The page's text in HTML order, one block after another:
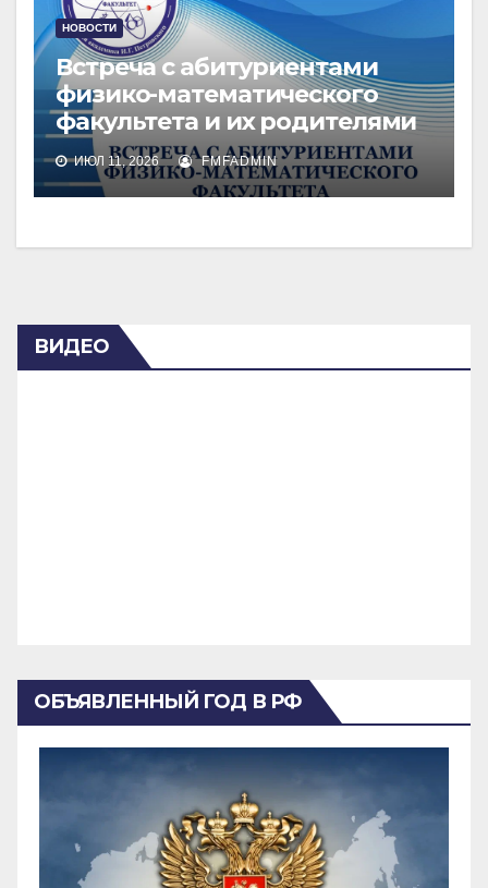
НОВОСТИ
Встреча с абитуриентами
физико-математического
факультета и их родителями
ИЮЛ 11, 2026 FMFADMIN
ВИДЕО
ОБЪЯВЛЕННЫЙ ГОД В РФ